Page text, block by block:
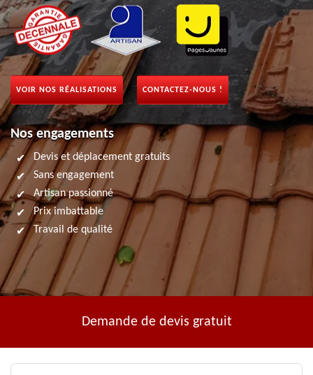
VOIR NOS RÉALISATIONS CONTACTEZ-NOUS !
Nos engagements
Devis et déplacement gratuits
Sans engagement
Artisan passionné
Prix imbattable
Travail de qualité
Demande de devis gratuit